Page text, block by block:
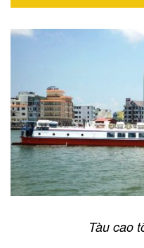
Tàu cao